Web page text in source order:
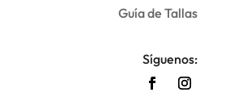
Guía de Tallas
Síguenos: